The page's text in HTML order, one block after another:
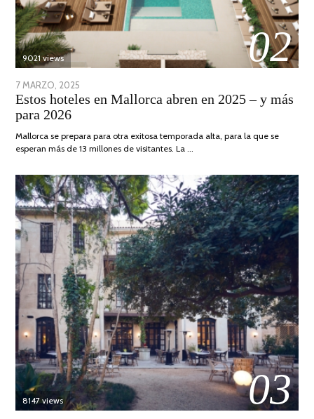
02
9021 views
POSTED
ON
7 MARZO, 2025
ABRIL,
Estos hoteles en Mallorca abren en 2025 – y más
para 2026
Mallorca se prepara para otra exitosa temporada alta, para la que se
esperan más de 13 millones de visitantes. La …
03
8147 views